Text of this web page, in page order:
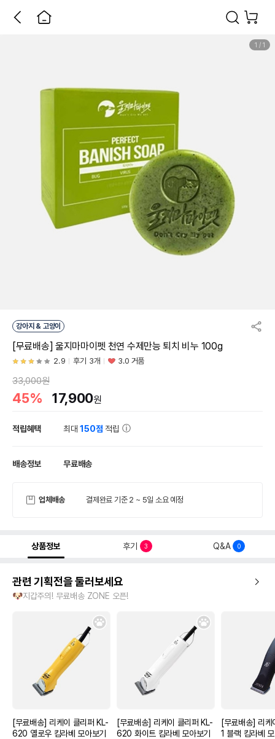
1 / 1
강아지 & 고양이
[무료배송] 울지마마이펫 천연 수제만능 퇴치 비누 100g
2.9 후기 3개 3.0 거품
33,000원
45% 17,900원
적립혜택 최대150점 적립
배송정보 무료배송
업체배송 결제완료 기준 2 ~ 5일 소요 예정
상품정보 후기 3 Q&A 0
관련 기획전을 둘러보세요
🐶지갑주의! 무료배송 ZONE 오픈!
[무료배송] 리케이 클리퍼 KL-
620 옐로우 킴라베 모아보기
[무료배송] 리케이 클리퍼 KL-
620 화이트 킴라베 모아보기
[무료배송] 리
1 블랙 킴라베